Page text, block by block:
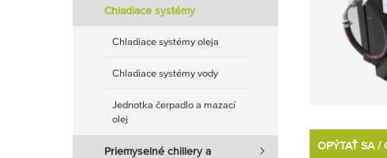
Chladiace systémy
Chladiace systémy oleja
Chladiace systémy vody
Jednotka čerpadlo a mazací
olej
Priemyselné chillery a
OPÝTAŤ SA /